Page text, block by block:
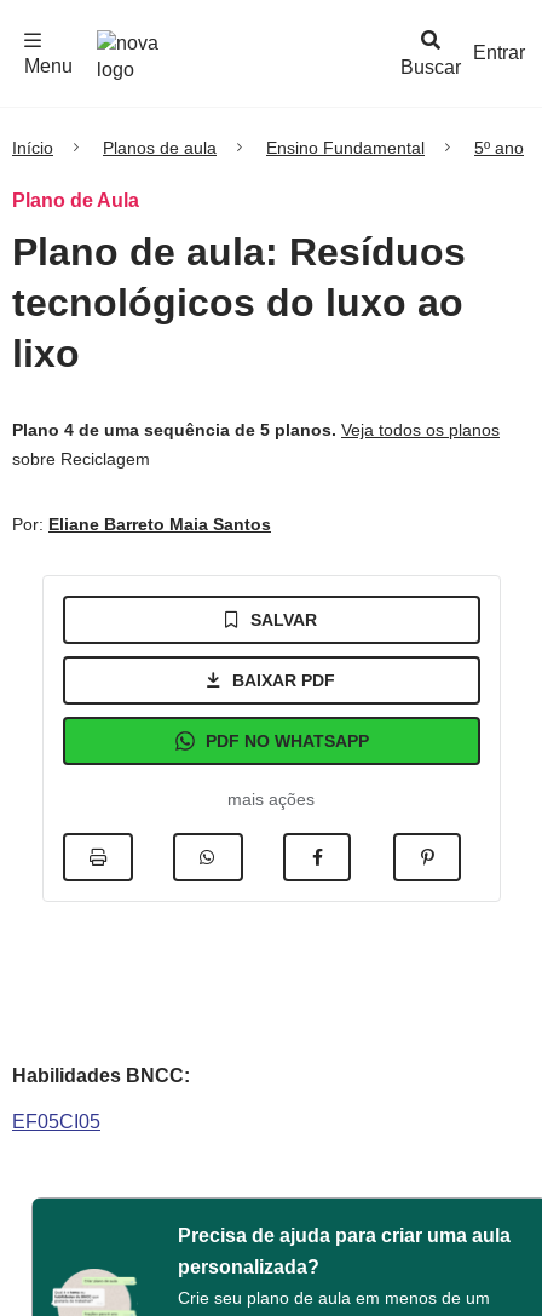
Buscar
Menu
Entrar
Início Planos de aula Ensino Fundamental 5º ano
Plano de Aula
Plano de aula: Resíduos
tecnológicos do luxo ao
lixo
Plano 4 de uma sequência de 5 planos. Veja todos os planos
sobre Reciclagem
Por: Eliane Barreto Maia Santos
SALVAR
BAIXAR PDF
PDF NO WHATSAPP
mais ações
Habilidades BNCC:
EF05CI05
Precisa de ajuda para criar uma aula
personalizada?
Crie seu plano de aula em menos de um